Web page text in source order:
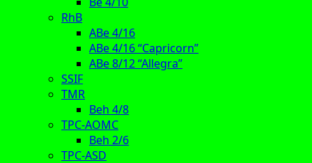
RhB
ABe 4/16
ABe 4/16 “Capricorn”
ABe 8/12 “Allegra”
SSIF
TMR
Beh 4/8
TPC-AOMC
Beh 2/6
TPC-ASD